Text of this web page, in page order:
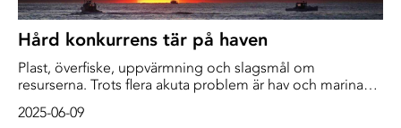
Hård konkurrens tär på haven
Plast, överfiske, uppvärmning och slagsmål om
resurserna. Trots flera akuta problem är hav och marina
hållbarhetsmål. Vid havskonferensen i Nice ska länderna
2025-06-09